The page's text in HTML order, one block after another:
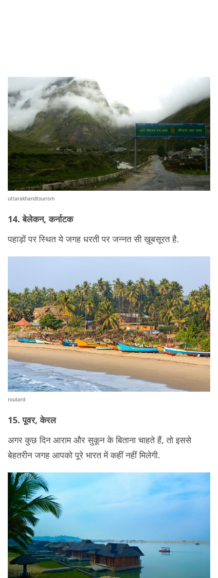
uttarakhandtourism
14. बेलेकन, कर्नाटक
पहाड़ों पर स्थित ये जगह धरती पर जन्नत सी ख़ूबसूरत है.
routard
15. पूवर, केरल
अगर कुछ दिन आराम और सुकून के बिताना चाहते हैं, तो इससे
बेहतरीन जगह आपको पूरे भारत में कहीं नहीं मिलेगी.